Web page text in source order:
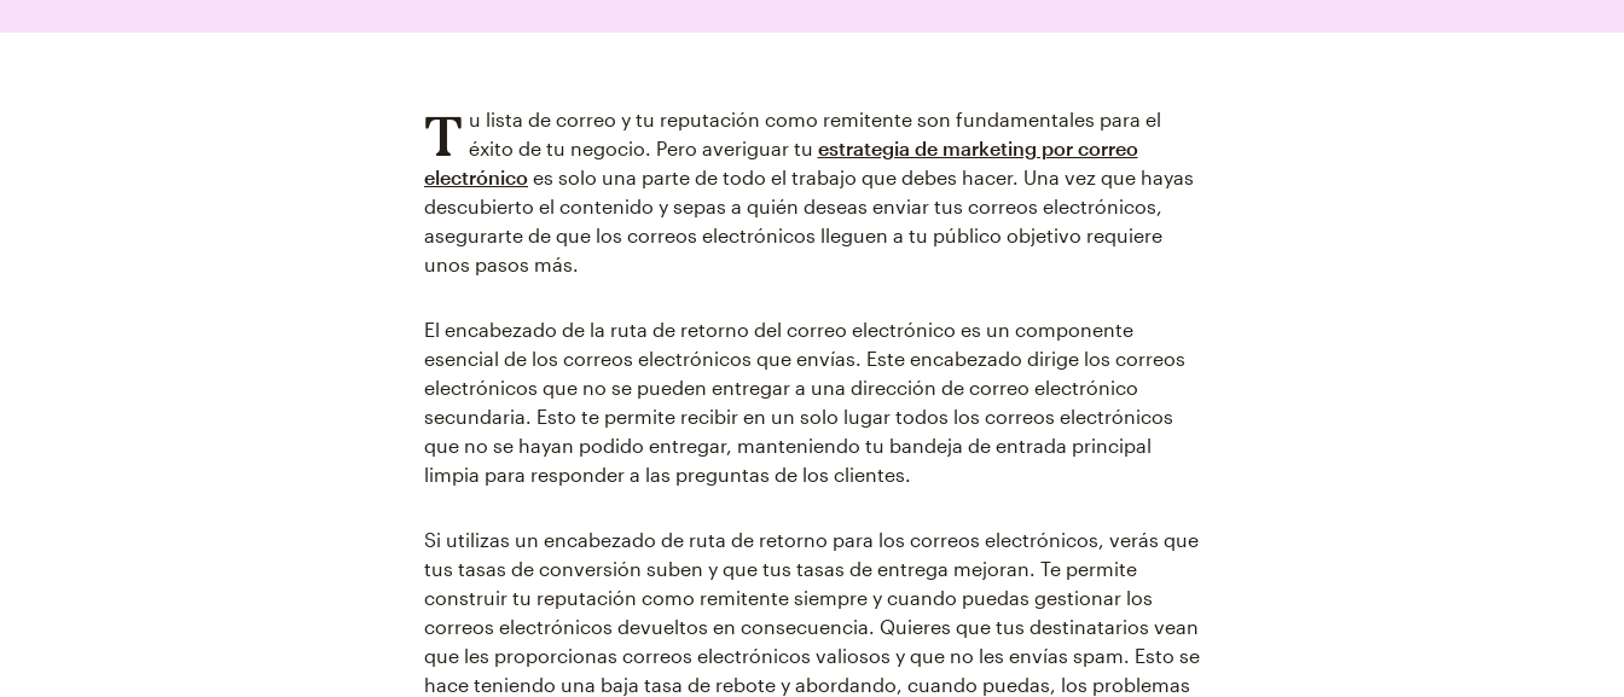
T u lista de correo y tu reputación como remitente son fundamentales para el
éxito de tu negocio. Pero averiguar tu estrategia de marketing por correo
electrónico es solo una parte de todo el trabajo que debes hacer. Una vez que hayas
descubierto el contenido y sepas a quién deseas enviar tus correos electrónicos,
asegurarte de que los correos electrónicos lleguen a tu público objetivo requiere
unos pasos más.
El encabezado de la ruta de retorno del correo electrónico es un componente
esencial de los correos electrónicos que envías. Este encabezado dirige los correos
electrónicos que no se pueden entregar a una dirección de correo electrónico
secundaria. Esto te permite recibir en un solo lugar todos los correos electrónicos
que no se hayan podido entregar, manteniendo tu bandeja de entrada principal
limpia para responder a las preguntas de los clientes.
Si utilizas un encabezado de ruta de retorno para los correos electrónicos, verás que
tus tasas de conversión suben y que tus tasas de entrega mejoran. Te permite
construir tu reputación como remitente siempre y cuando puedas gestionar los
correos electrónicos devueltos en consecuencia. Quieres que tus destinatarios vean
que les proporcionas correos electrónicos valiosos y que no les envías spam. Esto se
hace teniendo una baja tasa de rebote y abordando, cuando puedas, los problemas